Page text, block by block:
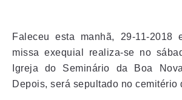
Faleceu esta manhã, 29-11-2018
missa exequial realiza-se no
Igreja do Seminário da Boa
Depois, será sepultado no cemitério